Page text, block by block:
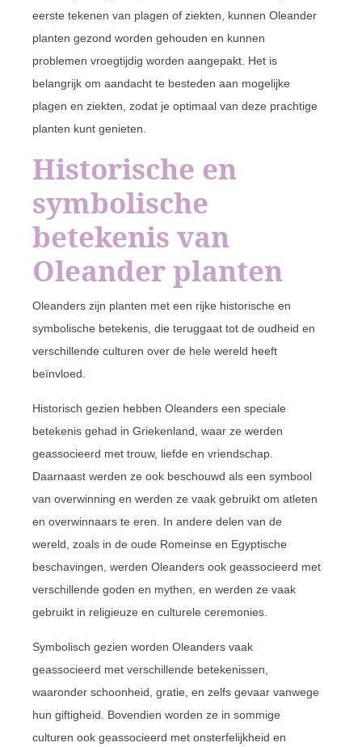
eerste tekenen van plagen of ziekten, kunnen Oleander
planten gezond worden gehouden en kunnen
problemen vroegtijdig worden aangepakt. Het is
belangrijk om aandacht te besteden aan mogelijke
plagen en ziekten, zodat je optimaal van deze prachtige
planten kunt genieten.
Historische en
symbolische
betekenis van
Oleander planten
Oleanders zijn planten met een rijke historische en
symbolische betekenis, die teruggaat tot de oudheid en
verschillende culturen over de hele wereld heeft
beïnvloed.
Historisch gezien hebben Oleanders een speciale
betekenis gehad in Griekenland, waar ze werden
geassocieerd met trouw, liefde en vriendschap.
Daarnaast werden ze ook beschouwd als een symbool
van overwinning en werden ze vaak gebruikt om atleten
en overwinnaars te eren. In andere delen van de
wereld, zoals in de oude Romeinse en Egyptische
beschavingen, werden Oleanders ook geassocieerd met
verschillende goden en mythen, en werden ze vaak
gebruikt in religieuze en culturele ceremonies.
Symbolisch gezien worden Oleanders vaak
geassocieerd met verschillende betekenissen,
waaronder schoonheid, gratie, en zelfs gevaar vanwege
hun giftigheid. Bovendien worden ze in sommige
culturen ook geassocieerd met onsterfelijkheid en